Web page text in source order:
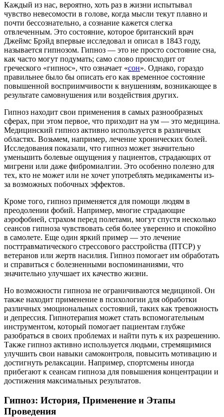
Каждый из нас, вероятно, хоть раз в жизни испытывал
чувство невесомости в голове, когда мысли текут плавно и
почти бессознательно, а сознание кажется слегка
отвлеченным. Это состояние, которое британский врач
Джеймс Брэйд впервые исследовал и описал в 1843 году,
называется гипнозом. Гипноз — это не просто состояние сна,
как часто могут подумать; само слово происходит от
греческого «гипнос», что означает «сон». Однако, гораздо
правильнее было бы описать его как временное состояние
повышенной восприимчивости к внушениям, возникающее в
результате самовнушения или воздействия других.
Гипноз находит свои применения в самых разнообразных
сферах, при этом первое, что приходит на ум — это медицина.
Медицинский гипноз активно используется в различных
областях. Возьмем, например, лечение хронических болей.
Исследования показали, что гипноз может значительно
уменьшить болевые ощущения у пациентов, страдающих от
мигрени или даже фибромиалгии. Это особенно полезно для
тех, кто не может или не хочет употреблять медикаменты из-
за возможных побочных эффектов.
Кроме того, гипноз применяется для помощи людям в
преодолении фобий. Например, многие страдающие
аэрофобией, страхом перед полетами, могут спустя несколько
сеансов гипноза чувствовать себя более уверенно и спокойно
в самолете. Еще один яркий пример — это лечение
посттравматического стрессового расстройства (ПТСР) у
ветеранов или жертв насилия. Гипноз помогает им обработать
и справиться с болезненными воспоминаниями, что
значительно улучшает их качество жизни.
Но возможности гипноза не ограничиваются медициной. Он
также находит применение в психологии для обработки
различных эмоциональных состояний, таких как тревожность
и депрессия. Гипнотерапия может стать вспомогательным
инструментом, который помогает пациентам глубже
разобраться в своих проблемах и найти путь к их разрешению.
Также гипноз активно используется людьми, стремящимися
улучшить свои навыки самоконтроля, повысить мотивацию и
достигнуть релаксации. Например, спортсмены иногда
прибегают к сеансам гипноза для повышения концентрации и
достижения максимальных результатов.
Гипноз: История, Применение и Этапы
Проведения